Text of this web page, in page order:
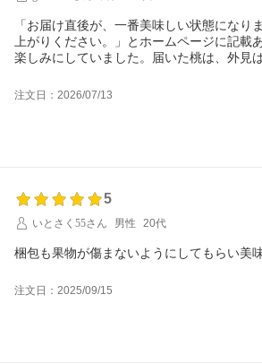
「お届け直後が、一番美味しい状態になり
上がりください。」とホームページに記載
楽しみにしていました。届いた桃は、外見
たが、皮をむいて食べたら、まるで青いリ
ない、美味しくない。期待はずれでした。
注文日：2026/07/13
5
いとさく55さん
男性 20代
梱包も果物が傷まないようにしてもらい美
注文日：2025/09/15